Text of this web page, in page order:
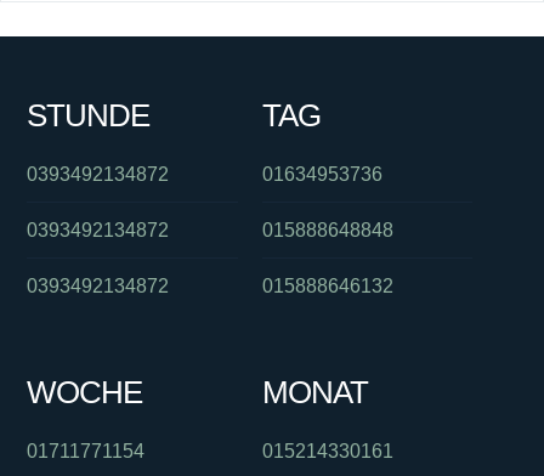
STUNDE
0393492134872
0393492134872
0393492134872
TAG
01634953736
015888648848
015888646132
WOCHE
01711771154
MONAT
015214330161